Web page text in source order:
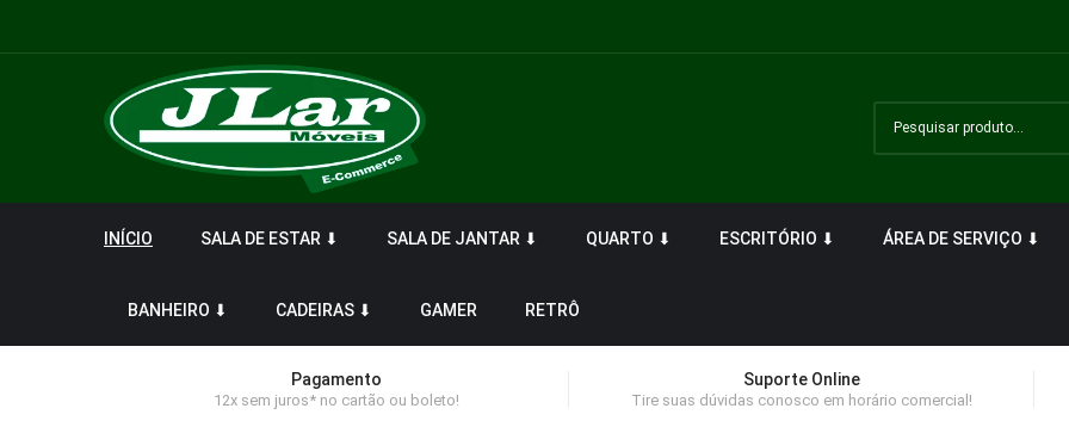
INÍCIO SALA DE ESTAR ⬇ SALA DE JANTAR ⬇ QUARTO ⬇ ESCRITÓRIO ⬇ ÁREA DE SERVIÇO ⬇
BANHEIRO ⬇ CADEIRAS ⬇ GAMER RETRÔ
Pagamento
12x sem juros* no cartão ou boleto!
Suporte Online
Tire suas dúvidas conosco em horário comercial!